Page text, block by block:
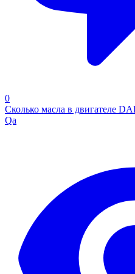
0
Сколько масла в двигателе
Qa